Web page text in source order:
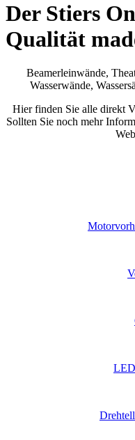
Der Stiers
Qualität
Beamerleinwände,
Wasserwände,
Hier finden Sie alle direkt
Sollten Sie noch mehr